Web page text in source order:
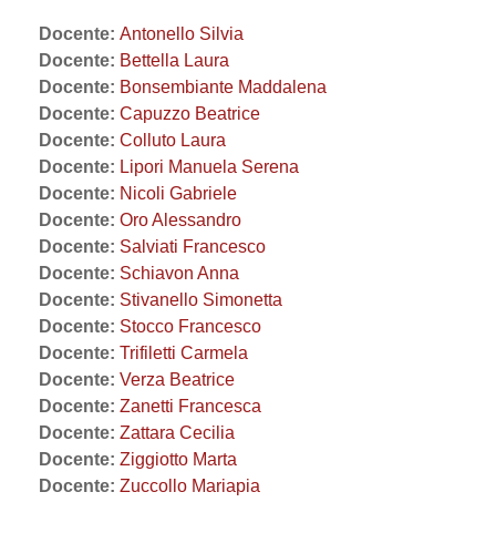
Docente: Antonello Silvia
Docente: Bettella Laura
Docente: Bonsembiante Maddalena
Docente: Capuzzo Beatrice
Docente: Colluto Laura
Docente: Lipori Manuela Serena
Docente: Nicoli Gabriele
Docente: Oro Alessandro
Docente: Salviati Francesco
Docente: Schiavon Anna
Docente: Stivanello Simonetta
Docente: Stocco Francesco
Docente: Trifiletti Carmela
Docente: Verza Beatrice
Docente: Zanetti Francesca
Docente: Zattara Cecilia
Docente: Ziggiotto Marta
Docente: Zuccollo Mariapia